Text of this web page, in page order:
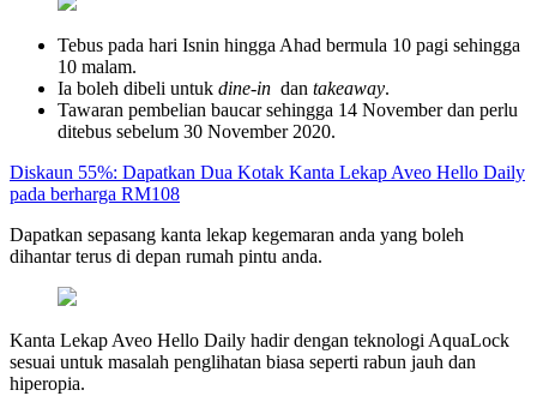
Tebus pada hari Isnin hingga Ahad bermula 10 pagi sehingga
10 malam.
Ia boleh dibeli untuk dine-in dan takeaway.
Tawaran pembelian baucar sehingga 14 November dan perlu
ditebus sebelum 30 November 2020.
Diskaun 55%: Dapatkan Dua Kotak Kanta Lekap Aveo Hello Daily
pada berharga RM108
Dapatkan sepasang kanta lekap kegemaran anda yang boleh
dihantar terus di depan rumah pintu anda.
Kanta Lekap Aveo Hello Daily hadir dengan teknologi AquaLock
sesuai untuk masalah penglihatan biasa seperti rabun jauh dan
hiperopia.